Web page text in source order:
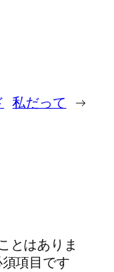
私だって →
とはありま
項目です